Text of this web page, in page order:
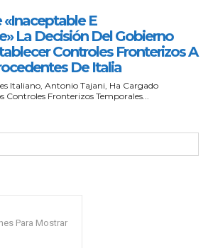
«inaceptable E
La Decisión Del Gobierno
Controles Fronterizos A
De Italia
Italiano, Antonio Tajani, Ha Cargado
Fronterizos Temporales...
Para Mostrar